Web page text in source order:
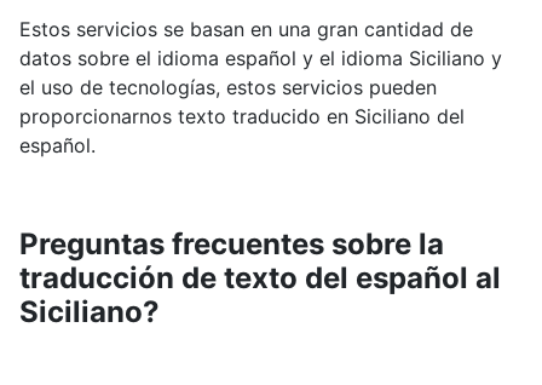
Estos servicios se basan en una gran cantidad de
datos sobre el idioma español y el idioma Siciliano y
el uso de tecnologías, estos servicios pueden
proporcionarnos texto traducido en Siciliano del
español.
Preguntas frecuentes sobre la
traducción de texto del español al
Siciliano?